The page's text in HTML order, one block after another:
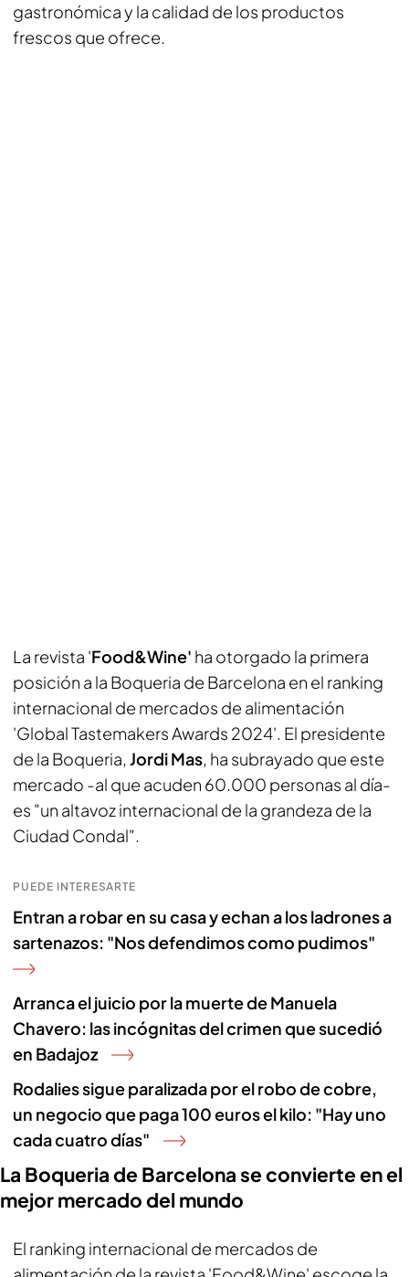
gastronómica y la calidad de los productos
frescos que ofrece.
La revista 'Food&Wine' ha otorgado la primera
posición a la Boqueria de Barcelona en el ranking
internacional de mercados de alimentación
'Global Tastemakers Awards 2024'. El presidente
de la Boqueria, Jordi Mas, ha subrayado que este
mercado -al que acuden 60.000 personas al día-
es "un altavoz internacional de la grandeza de la
Ciudad Condal".
PUEDE INTERESARTE
Entran a robar en su casa y echan a los ladrones a
sartenazos: "Nos defendimos como pudimos"
Arranca el juicio por la muerte de Manuela
Chavero: las incógnitas del crimen que sucedió
en Badajoz
Rodalies sigue paralizada por el robo de cobre,
un negocio que paga 100 euros el kilo: "Hay uno
cada cuatro días"
La Boqueria de Barcelona se convierte en el
mejor mercado del mundo
El ranking internacional de mercados de